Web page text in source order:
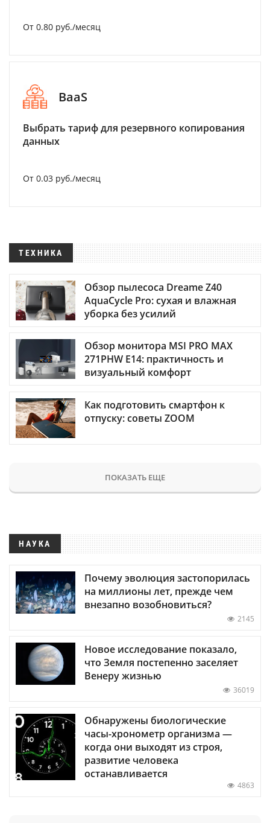
От 0.80 руб./месяц
BaaS
Выбрать тариф для резервного копирования
данных
От 0.03 руб./месяц
ТЕХНИКА
Обзор пылесоса Dreame Z40
AquaCycle Pro: сухая и влажная
уборка без усилий
Обзор монитора MSI PRO MAX
271PHW E14: практичность и
визуальный комфорт
Как подготовить смартфон к
отпуску: советы ZOOM
ПОКАЗАТЬ ЕЩЕ
НАУКА
Почему эволюция застопорилась
на миллионы лет, прежде чем
внезапно возобновиться?
2145
Новое исследование показало,
что Земля постепенно заселяет
Венеру жизнью
36019
Обнаружены биологические
часы-хронометр организма —
когда они выходят из строя,
развитие человека
останавливается
4863